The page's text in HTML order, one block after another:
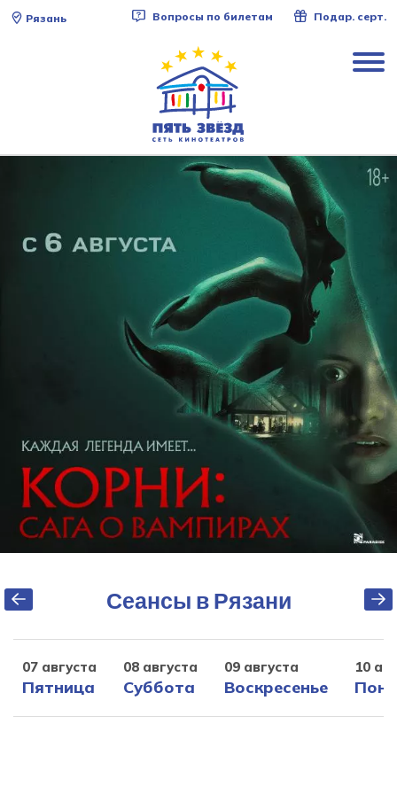
Рязань Вопросы по билетам Подар. серт.
Сеансы в Рязани
07 августа
Пятница
08 августа
Суббота
09 августа
Воскресенье
10